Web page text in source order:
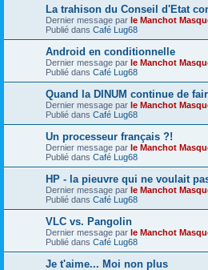
La trahison du Conseil d'Etat
Dernier message par le Manchot
Publié dans Café Lug68
Android en conditionnelle
Dernier message par le Manchot
Publié dans Café Lug68
Quand la DINUM continue de
Dernier message par le Manchot
Publié dans Café Lug68
Un processeur français ?!
Dernier message par le Manchot
Publié dans Café Lug68
HP - la pieuvre qui ne voulait
Dernier message par le Manchot
Publié dans Café Lug68
VLC vs. Pangolin
Dernier message par le Manchot
Publié dans Café Lug68
Je t'aime... Moi non plus